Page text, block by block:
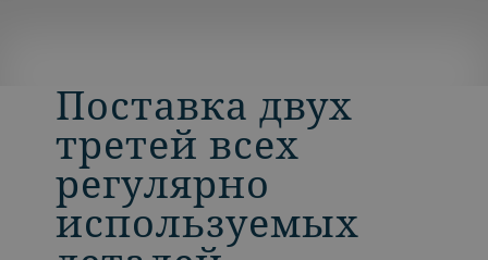
Поставка двух
третей всех
регулярно
используемых